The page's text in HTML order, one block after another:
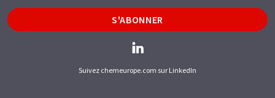
S'ABONNER
Suivez chemeurope.com sur LinkedIn